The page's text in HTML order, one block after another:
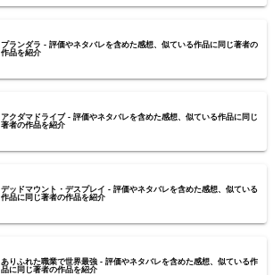
プランダラ - 評価やネタバレを含めた感想、似ている作品に同じ著者の
作品を紹介
アクダマドライブ - 評価やネタバレを含めた感想、似ている作品に同じ
著者の作品を紹介
デッドマウント・デスプレイ - 評価やネタバレを含めた感想、似ている
作品に同じ著者の作品を紹介
ありふれた職業で世界最強 - 評価やネタバレを含めた感想、似ている作
品に同じ著者の作品を紹介